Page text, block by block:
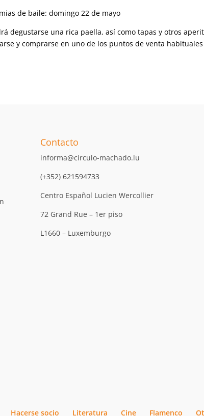
de baile: domingo 22 de mayo
degustarse una rica paella, así como tapas y otros
y comprarse en uno de los puntos de venta habituales
Contacto
informa@circulo-machado.lu
(+352) 621594733
Centro Español Lucien Wercollier
72 Grand Rue – 1er piso
L1660 – Luxemburgo
Hacerse socio Literatura Cine Flamenco